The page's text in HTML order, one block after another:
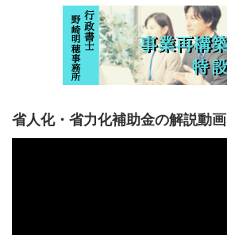
省人化・省力化補助金の解説動画